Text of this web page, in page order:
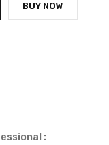
BUY NOW
: